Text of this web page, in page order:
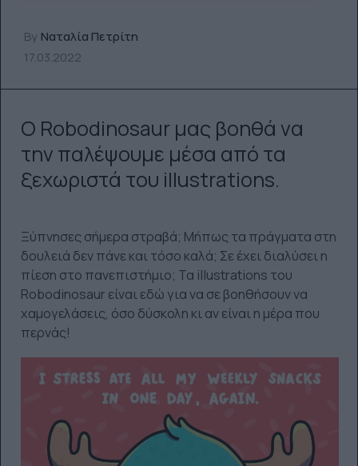
By Ναταλία Πετρίτη
17.03.2022
Ο Robodinosaur μας βοηθά να
την παλέψουμε μέσα από τα
ξεχωριστά του illustrations.
Ξύπνησες σήμερα στραβά; Μήπως τα πράγματα στη
δουλειά δεν πάνε και τόσο καλά; Σε έχει διαλύσει η
πίεση στο πανεπιστήμιο; Τα illustrations του
Robodinosaur είναι εδώ για να σε βοηθήσουν να
χαμογελάσεις, όσο δύσκολη κι αν είναι η μέρα που
περνάς!